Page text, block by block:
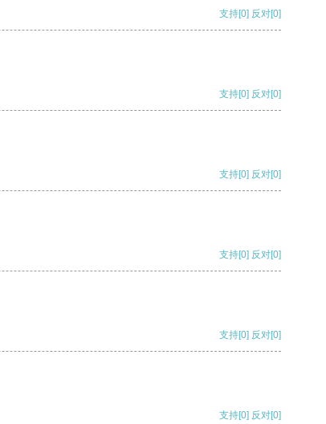
支持[0] 反对[0]
支持[0] 反对[0]
支持[0] 反对[0]
支持[0] 反对[0]
支持[0] 反对[0]
支持[0] 反对[0]